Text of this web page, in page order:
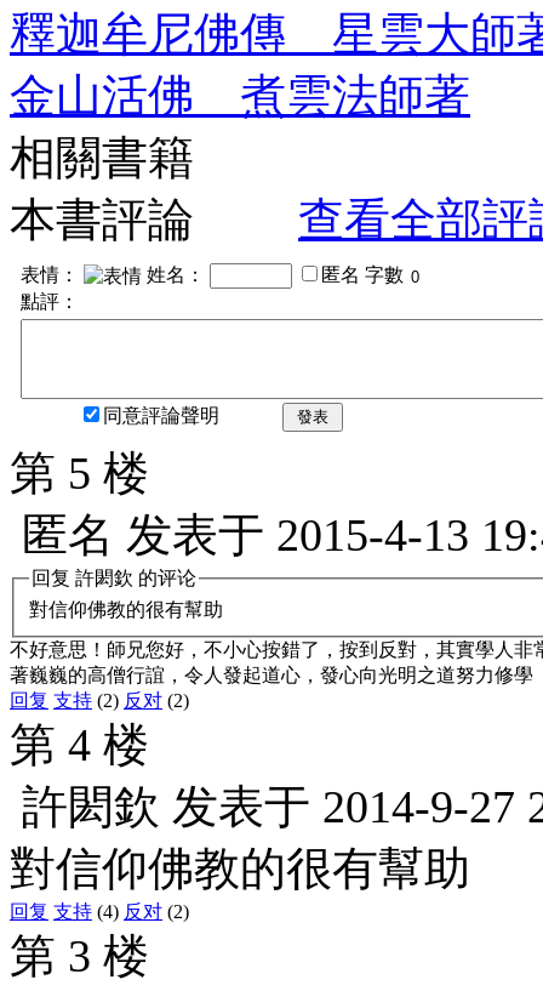
釋迦牟尼佛傳 星雲大師
金山活佛 煮雲法師著
相關書籍
本書評論
查看全部評
表情： 姓名： 匿名 字數
點評：
同意評論聲明 發表
第 5 楼
匿名 发表于 2015-4-13
回复 許閎欽 的评论
對信仰佛教的很有幫助
不好意思！師兄您好，不小心按錯了，按到反對，其實學人
著巍巍的高僧行誼，令人發起道心，發心向光明之道努力修學
回复 支持 (2) 反对 (2)
第 4 楼
許閎欽 发表于 2014-9-27
對信仰佛教的很有幫助
回复 支持 (4) 反对 (2)
第 3 楼